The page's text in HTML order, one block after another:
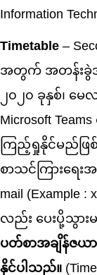
Information
Timetable –
အတွက် အတန်းခွဲအ
၂၀၂၀ ခုနှစ်၊ မ
Microsoft
ကြည့်ရှုနိုင်မည်ဖြ
စာသင်ကြားရေး
mail (Example :
လည်း ပေးပို့သွာ
ပတ်စာအချိန်ဇယာ
နိုင်ပါသည်။